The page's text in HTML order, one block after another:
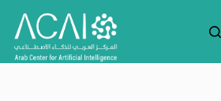
المحتوى